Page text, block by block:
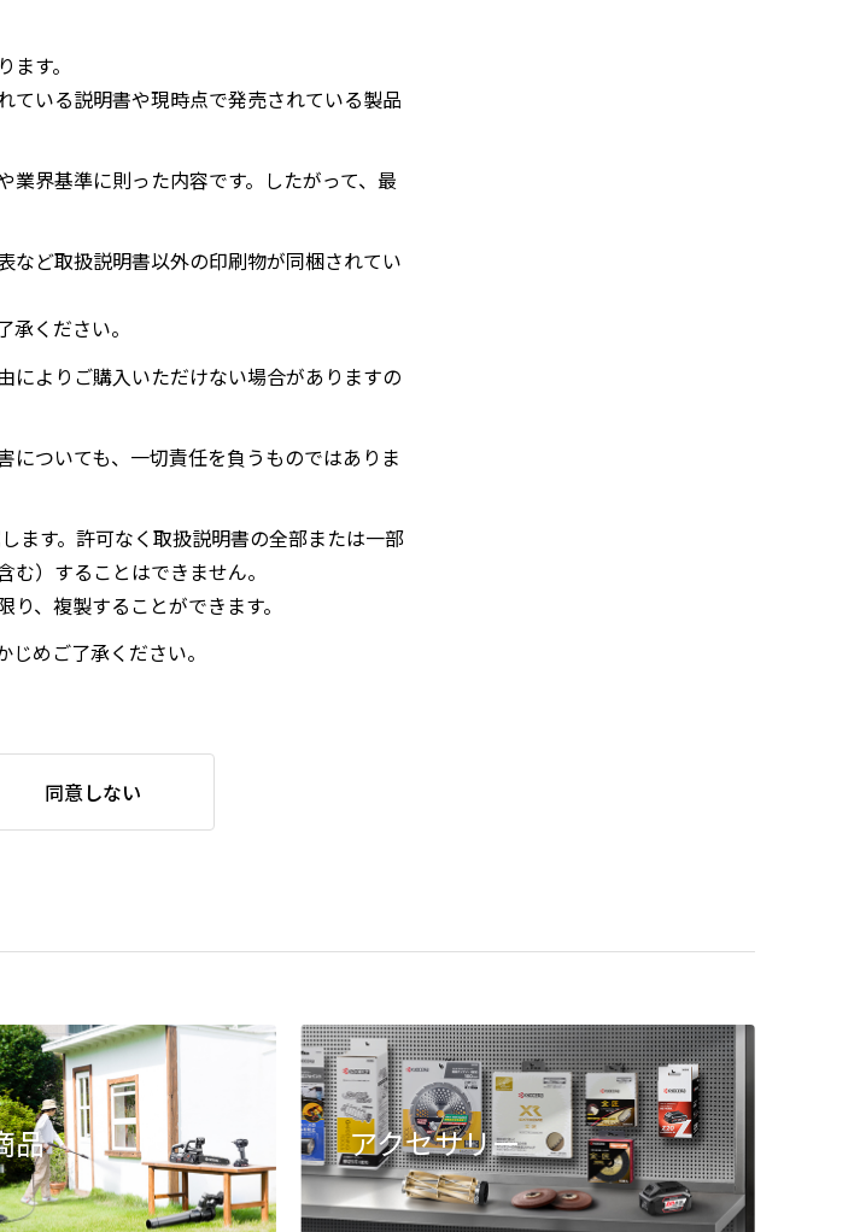
す。
ている説明書や現時点で発売されている製品
界基準に則った内容です。したがって、最
など取扱説明書以外の印刷物が同梱されてい
ください。
によりご購入いただけない場合がありますの
ついても、一切責任を負うものではありま
ます。許可なく取扱説明書の全部または一部
）することはできません。
、複製することができます。
めご了承ください。
同意しない
品 アクセサリー